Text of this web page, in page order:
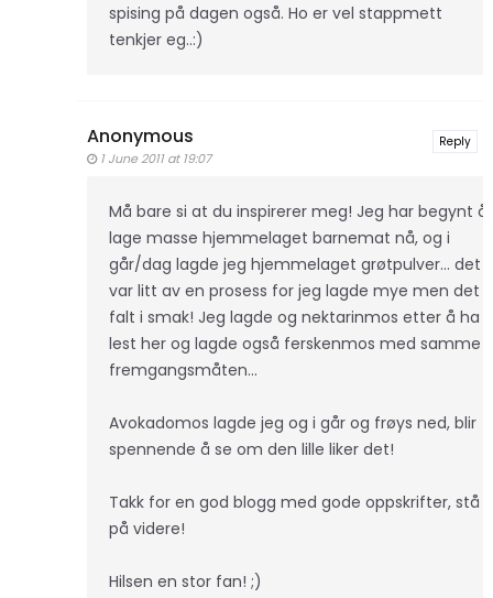
spising på dagen også. Ho er vel stappmett
tenkjer eg..:)
Anonymous
1 June 2011 at 19:07
Må bare si at du inspirerer meg! Jeg har begynt å
lage masse hjemmelaget barnemat nå, og i
går/dag lagde jeg hjemmelaget grøtpulver... det
var litt av en prosess for jeg lagde mye men det
falt i smak! Jeg lagde og nektarinmos etter å ha
lest her og lagde også ferskenmos med samme
fremgangsmåten...
Avokadomos lagde jeg og i går og frøys ned, blir
spennende å se om den lille liker det!
Takk for en god blogg med gode oppskrifter, stå
på videre!
Hilsen en stor fan! ;)
Reply